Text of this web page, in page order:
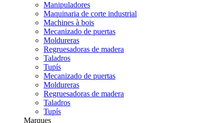
Manipuladores
Maquinaria de corte industrial
Machines à bois
Mecanizado de puertas
Moldureras
Regruesadoras de madera
Taladros
Tupís
Mecanizado de puertas
Moldureras
Regruesadoras de madera
Taladros
Tupís
Marques